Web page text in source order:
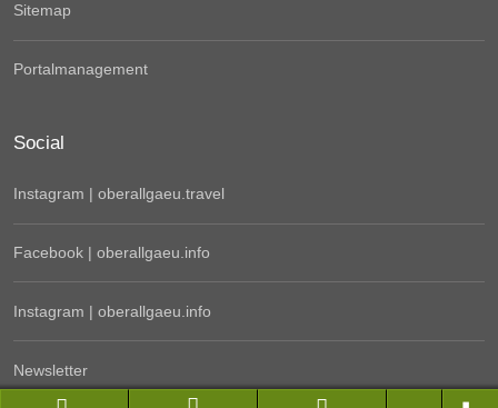
Sitemap
Portalmanagement
Social
Instagram | oberallgaeu.travel
Facebook | oberallgaeu.info
Instagram | oberallgaeu.info
Newsletter